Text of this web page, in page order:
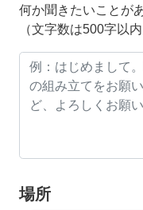
何か聞きたいことが
（文字数は500字以内
場所